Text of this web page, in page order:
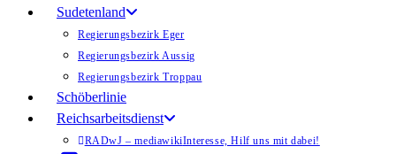
Sudetenland
Regierungsbezirk Eger
Regierungsbezirk Aussig
Regierungsbezirk Troppau
Schöberlinie
Reichsarbeitsdienst
RADwJ – mediawikiInteresse, Hilf uns mit dabei!